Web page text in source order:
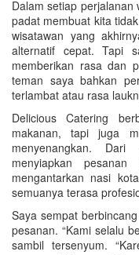
Dalam setiap perjalanan
padat membuat kita
wisatawan yang
alternatif cepat. Tapi
memberikan rasa dan
teman saya bahkan
terlambat atau rasa
Delicious Catering
makanan, tapi juga
menyenangkan.
menyiapkan
mengantarkan nasi
semuanya terasa
Saya sempat
pesanan. “Kami selalu
sambil tersenyum.